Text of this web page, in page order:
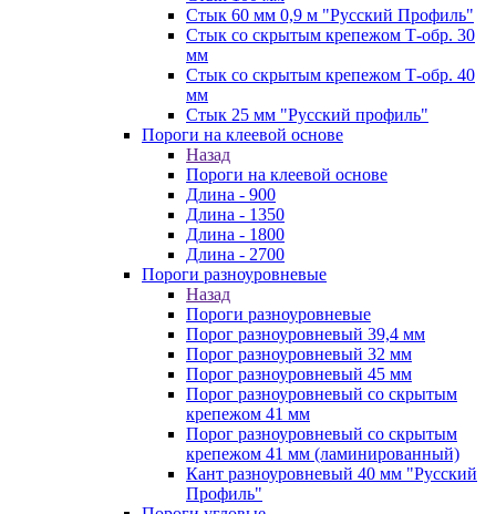
Стык 60 мм 0,9 м "Русский Профиль"
Стык со скрытым крепежом Т-обр. 30
мм
Стык со скрытым крепежом Т-обр. 40
мм
Стык 25 мм "Русский профиль"
Пороги на клеевой основе
Назад
Пороги на клеевой основе
Длина - 900
Длина - 1350
Длина - 1800
Длина - 2700
Пороги разноуровневые
Назад
Пороги разноуровневые
Порог разноуровневый 39,4 мм
Порог разноуровневый 32 мм
Порог разноуровневый 45 мм
Порог разноуровневый со скрытым
крепежом 41 мм
Порог разноуровневый со скрытым
крепежом 41 мм (ламинированный)
Кант разноуровневый 40 мм "Русский
Профиль"